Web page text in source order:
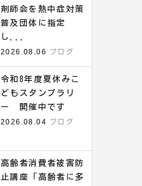
剤師会を熱中症対策
普及団体に指定
し...
2026.08.06
ブログ
令和8年度夏休みこ
どもスタンプラリ
ー 開催中です
2026.08.04 ブログ
高齢者消費者被害防
止講座「高齢者に多